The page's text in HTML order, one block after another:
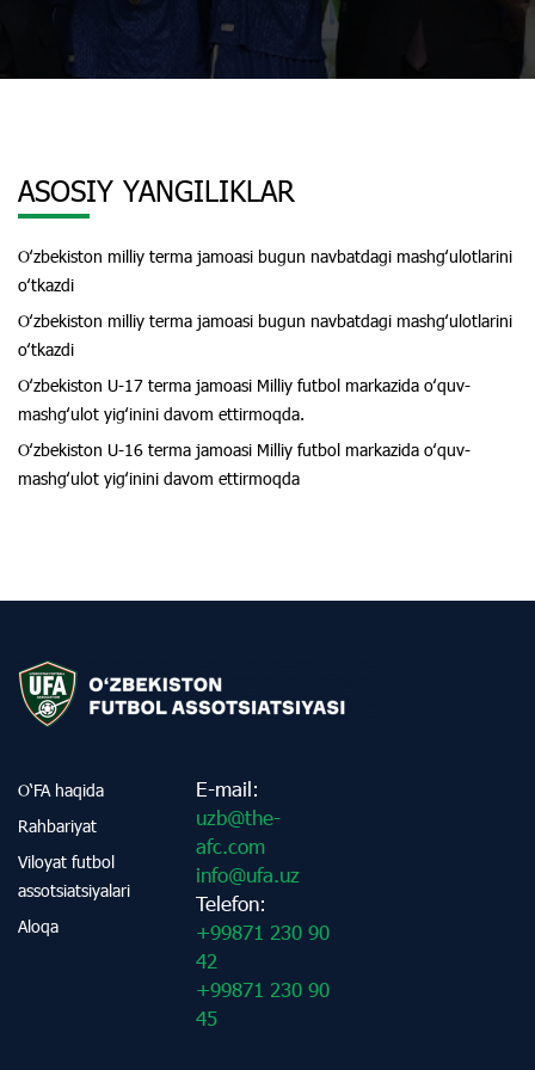
ASOSIY YANGILIKLAR
Oʻzbekiston milliy terma jamoasi bugun navbatdagi mashgʻulotlarini
oʻtkazdi
Oʻzbekiston milliy terma jamoasi bugun navbatdagi mashgʻulotlarini
oʻtkazdi
Oʻzbekiston U-17 terma jamoasi Milliy futbol markazida oʻquv-
mashgʻulot yigʻinini davom ettirmoqda.
Oʻzbekiston U-16 terma jamoasi Milliy futbol markazida oʻquv-
mashgʻulot yigʻinini davom ettirmoqda
O‘FA haqida
Rahbariyat
Viloyat futbol
assotsiatsiyalari
Aloqa
E-mail:
uzb@the-
afc.com
info@ufa.uz
Telefon:
+99871 230 90
42
+99871 230 90
45